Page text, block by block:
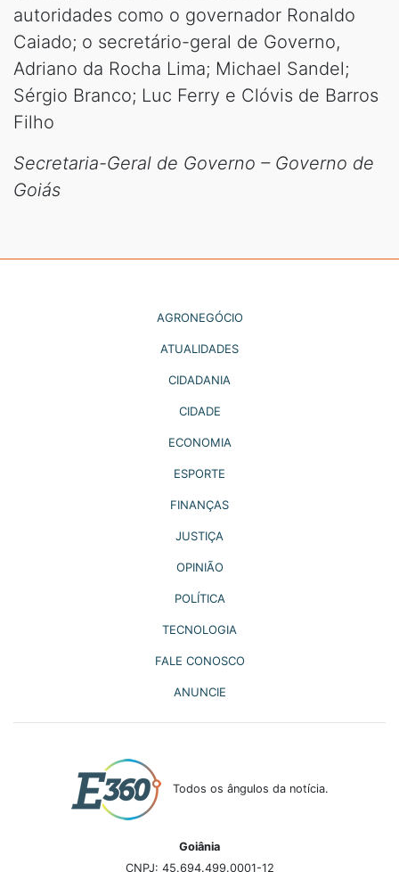
autoridades como o governador Ronaldo
Caiado; o secretário-geral de Governo,
Adriano da Rocha Lima; Michael Sandel;
Sérgio Branco; Luc Ferry e Clóvis de Barros
Filho
Secretaria-Geral de Governo – Governo de
Goiás
AGRONEGÓCIO
ATUALIDADES
CIDADANIA
CIDADE
ECONOMIA
ESPORTE
FINANÇAS
JUSTIÇA
OPINIÃO
POLÍTICA
TECNOLOGIA
FALE CONOSCO
ANUNCIE
Todos os ângulos da notícia.
Goiânia
CNPJ: 45.694.499.0001-12